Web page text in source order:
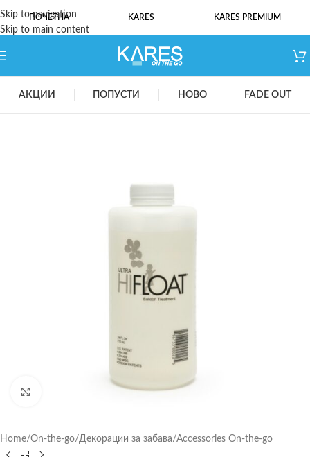
Skip to navigation
Skip to main content
ПОЧЕТНА KARES KARES PREMIUM
АКЦИИ ПОПУСТИ НОВО FADE OUT
Home/On-the-go/Декорации за забава/Accessories On-the-go